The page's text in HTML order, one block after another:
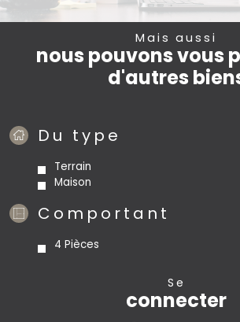
Mais aussi
nous pouvons vous
d'autres
Du type
Terrain
Maison
Comportant
4 Pièces
se
connecter